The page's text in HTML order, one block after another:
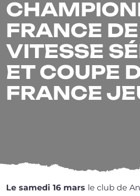
FRANCE DE
VITESSE
ET COUPE
FRANCE
Le same­di 16 mars le club de